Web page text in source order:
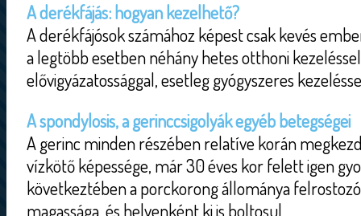
A derékfájás: hogyan kezelhető?
A derékfájósok számához képest csak kevés
a legtöbb esetben néhány hetes otthoni
elővigyázatossággal, esetleg gyógyszeres
A spondylosis, a gerinccsigolyák egyéb betegségei
A gerinc minden részében relatíve korán
vízkötő képessége, már 30 éves kor felett igen
következtében a porckorong állománya
magassága, és helyenként ki is boltosul